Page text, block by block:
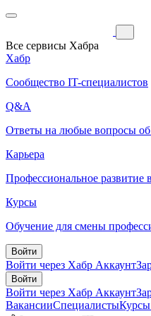
Все сервисы Хабра
Хабр
Сообщество IT-специалистов
Q&A
Ответы на любые вопросы
Карьера
Профессиональное развитие
Курсы
Обучение для смены
Войти
Войти через Хабр Аккаунт
Войти
Войти через Хабр Аккаунт
ВакансииСпециалистыКурсы